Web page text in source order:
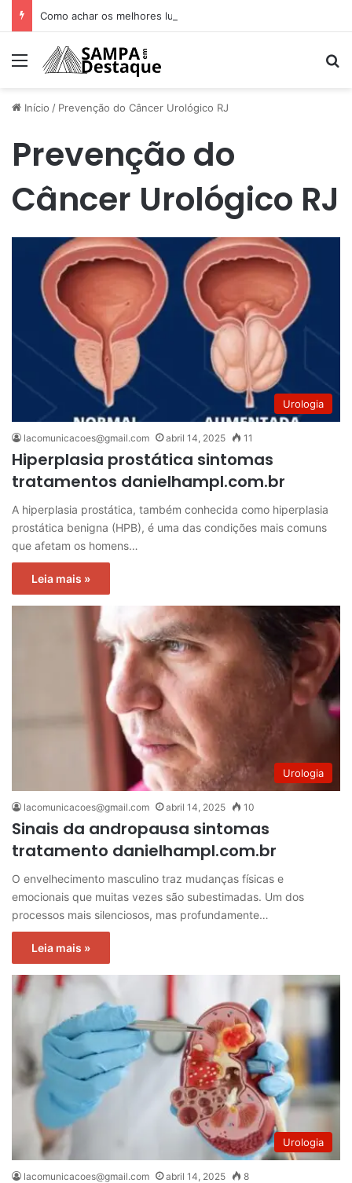
Menu
Início / Prevenção do Câncer Urológico RJ
Prevenção do
Câncer Urológico RJ
Urologia
lacomunicacoes@gmail.com abril 14, 2025 11
Hiperplasia prostática sintomas
tratamentos danielhampl.com.br
A hiperplasia prostática, também conhecida como hiperplasia
prostática benigna (HPB), é uma das condições mais comuns
que afetam os homens…
Leia mais »
Urologia
lacomunicacoes@gmail.com abril 14, 2025 10
Sinais da andropausa sintomas
tratamento danielhampl.com.br
O envelhecimento masculino traz mudanças físicas e
emocionais que muitas vezes são subestimadas. Um dos
processos mais silenciosos, mas profundamente…
Leia mais »
Urologia
lacomunicacoes@gmail.com abril 14, 2025 8